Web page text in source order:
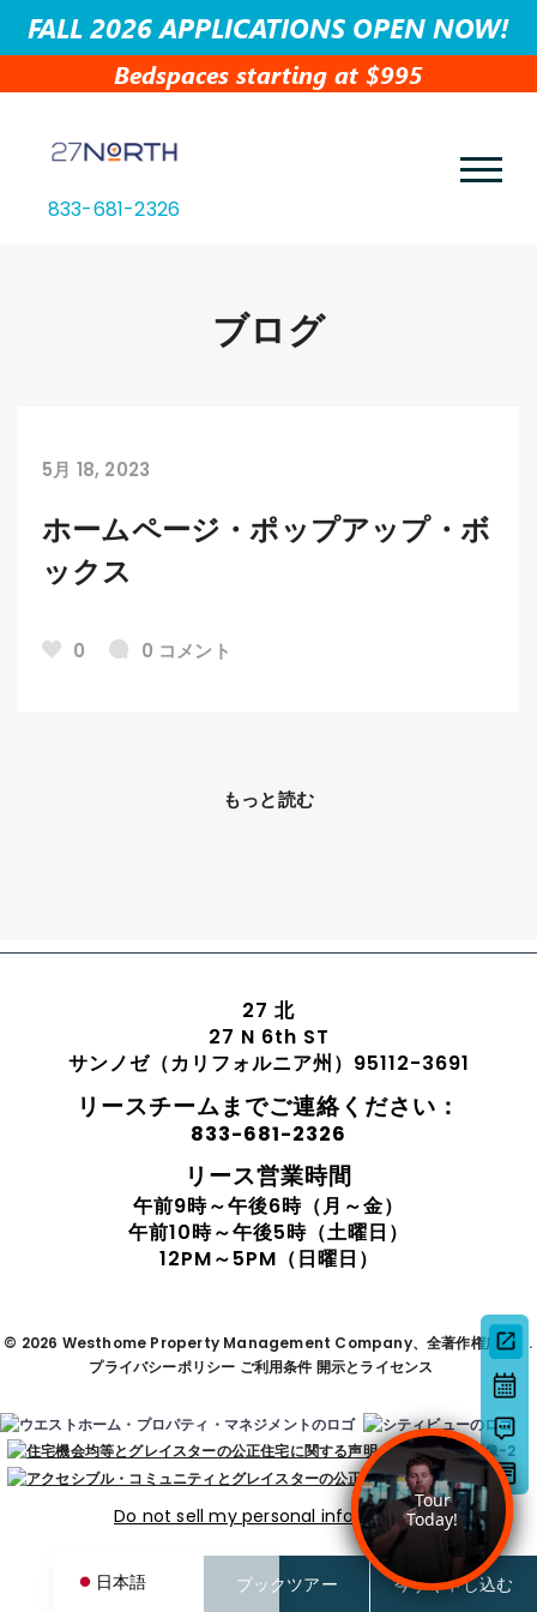
FALL 2026 APPLICATIONS OPEN NOW!
Bedspaces starting at $995
833-681-2326
ブログ
5月 18, 2023
ホームページ・ポップアップ・ボ
ックス
0 0 コメント
もっと読む
27 北
27 N 6th ST
サンノゼ（カリフォルニア州）95112-3691
リースチームまでご連絡ください：
833-681-2326
リース営業時間
午前9時～午後6時（月～金）
午前10時～午後5時（土曜日）
12PM～5PM（日曜日）
© 2026 Westhome Property Management Company、全著作権所有。.
プライバシーポリシー ご利用条件 開示とライセンス
Do not sell my personal information
ブックツアー 今すぐ申し込む
日本語
简体中文
한국어